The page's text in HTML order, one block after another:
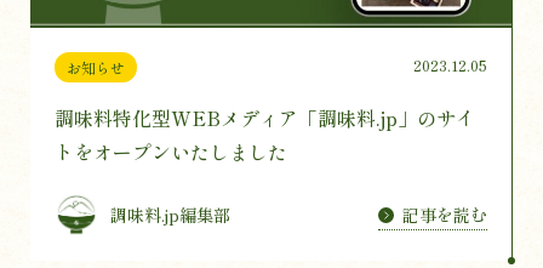
お知らせ 2023.12.05
調味料特化型WEBメディア「調味料.jp」のサイ
トをオープンいたしました
調味料.jp編集部 記事を読む